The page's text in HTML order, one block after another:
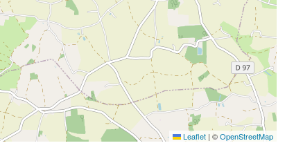
Leaflet | ©OpenStreetMap